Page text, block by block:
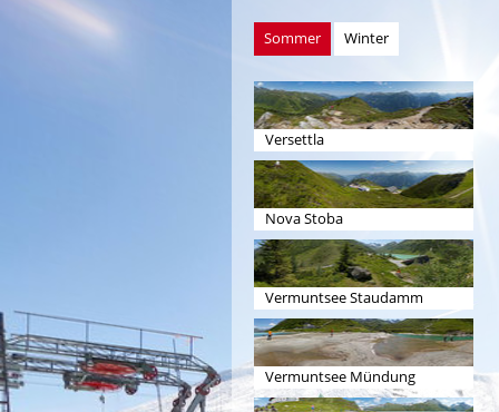
Sommer Winter
Versettla
Nova Stoba
Vermuntsee Staudamm
Vermuntsee Mündung